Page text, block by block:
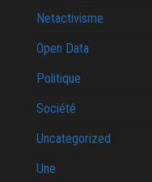
Netactivisme
Open Data
Politique
Société
Uncategorized
Une